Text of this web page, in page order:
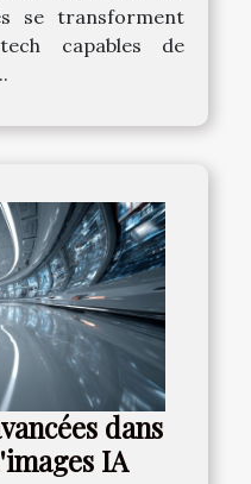
se transforment
capables de
dans
IA